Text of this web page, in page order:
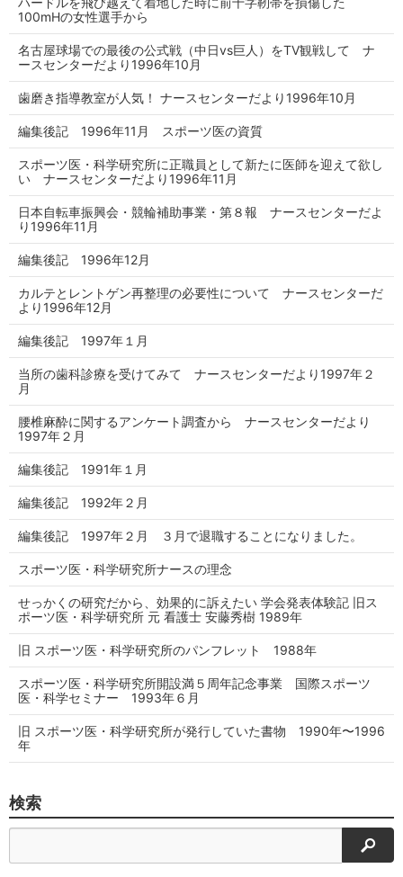
100mHの女性選手から
名古屋球場での最後の公式戦（中日vs巨人）をTV観戦して ナ
ースセンターだより1996年10月
歯磨き指導教室が人気！ ナースセンターだより1996年10月
編集後記 1996年11月 スポーツ医の資質
スポーツ医・科学研究所に正職員として新たに医師を迎えて欲し
い ナースセンターだより1996年11月
日本自転車振興会・競輪補助事業・第８報 ナースセンターだよ
り1996年11月
編集後記 1996年12月
カルテとレントゲン再整理の必要性について ナースセンターだ
より1996年12月
編集後記 1997年１月
当所の歯科診療を受けてみて ナースセンターだより1997年２
月
腰椎麻酔に関するアンケート調査から ナースセンターだより
1997年２月
編集後記 1991年１月
編集後記 1992年２月
編集後記 1997年２月 ３月で退職することになりました。
スポーツ医・科学研究所ナースの理念
せっかくの研究だから、効果的に訴えたい 学会発表体験記 旧ス
ポーツ医・科学研究所 元 看護士 安藤秀樹 1989年
旧 スポーツ医・科学研究所のパンフレット 1988年
スポーツ医・科学研究所開設満５周年記念事業 国際スポーツ
医・科学セミナー 1993年６月
旧 スポーツ医・科学研究所が発行していた書物 1990年〜1996
年
検索
検索